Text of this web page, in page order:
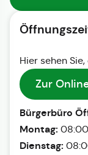
Hier sehen
Zur
Bürgerbüro
Montag:
Dienstag: